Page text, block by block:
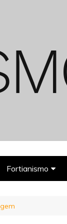
Fortianismo